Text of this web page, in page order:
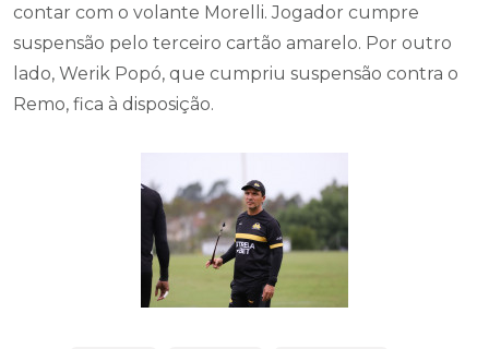
contar com o volante Morelli. Jogador cumpre
suspensão pelo terceiro cartão amarelo. Por outro
lado, Werik Popó, que cumpriu suspensão contra o
Remo, fica à disposição.